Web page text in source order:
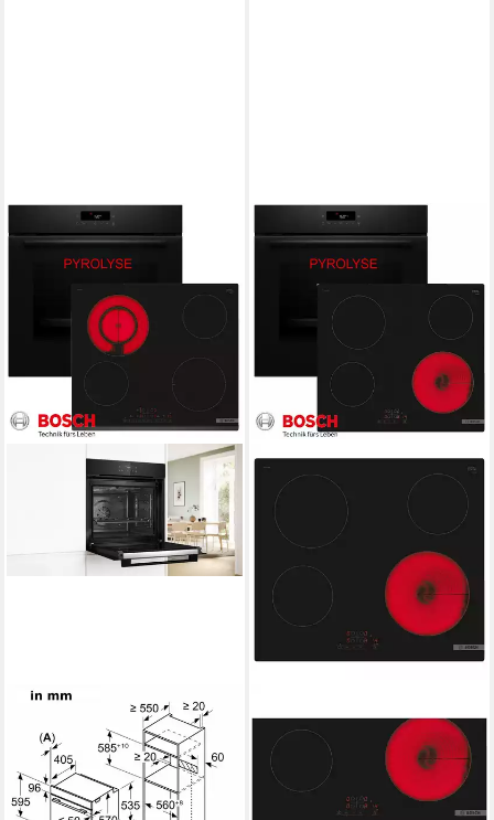
Elektro-Herd-Set Pyrolyse
Herdset Autark Backofen
Selbstreinigung +Glaskeramik
Kochfeld
Backofen-Set Pyrolyse
Herdset Autark Backofen
Selbstreinigung +Glaskeramik